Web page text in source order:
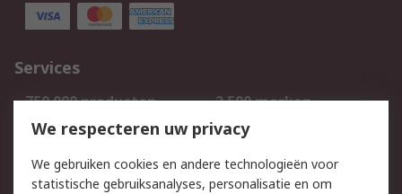
Services
750.000 producten
2.500 merken
Bestellen
Inkoopoplossingen
Track & Trace
We respecteren uw privacy
We gebruiken cookies en andere technologieën voor
statistische gebruiksanalyses, personalisatie en om